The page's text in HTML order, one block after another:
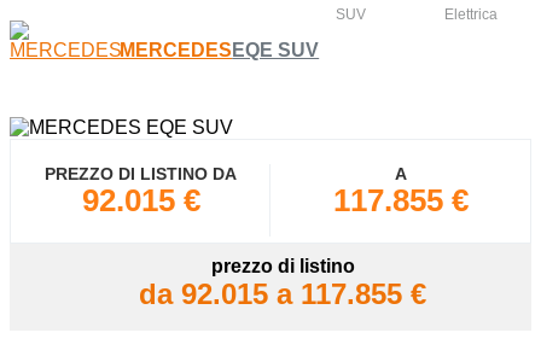
SUV Elettrica
MERCEDES EQE SUV
PREZZO DI LISTINO DA
92.015 €
A
117.855 €
prezzo di listino
da 92.015 a 117.855 €